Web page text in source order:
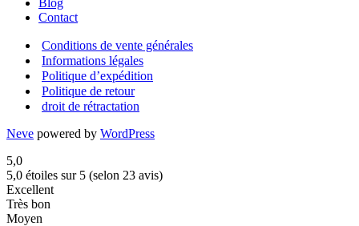
Blog
Contact
Conditions de vente générales
Informations légales
Politique d’expédition
Politique de retour
droit de rétractation
Neve powered by WordPress
5,0
5,0 étoiles sur 5 (selon 23 avis)
Excellent
Très bon
Moyen